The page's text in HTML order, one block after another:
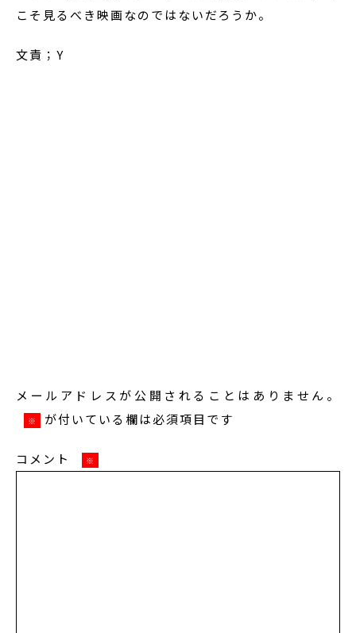
こそ見るべき映画なのではないだろうか。
文責；Y
メールアドレスが公開されることはありません。
※ が付いている欄は必須項目です
コメント ※